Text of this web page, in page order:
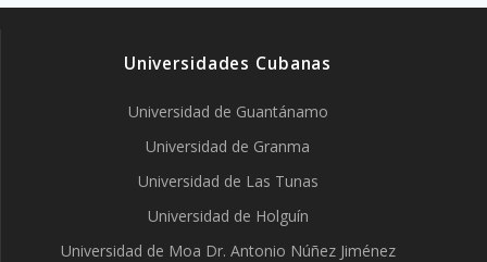
Universidades Cubanas
Universidad de Guantánamo
Universidad de Granma
Universidad de Las Tunas
Universidad de Holguín
Universidad de Moa Dr. Antonio Núñez Jiménez